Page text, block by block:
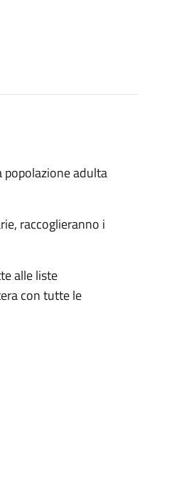
popolazione adulta
raccoglieranno i
alle liste
con tutte le